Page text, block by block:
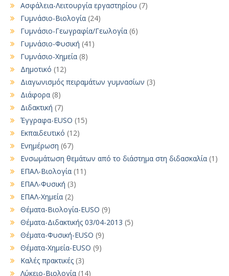
Ασφάλεια-Λειτουργία εργαστηρίου (7)
Γυμνάσιο-Βιολογία (24)
Γυμνάσιο-Γεωγραφία/Γεωλογία (6)
Γυμνάσιο-Φυσική (41)
Γυμνάσιο-Χημεία (8)
Δημοτικό (12)
Διαγωνισμός πειραμάτων γυμνασίων (3)
Διάφορα (8)
Διδακτική (7)
Έγγραφα-EUSO (15)
Εκπαιδευτικό (12)
Ενημέρωση (67)
Ενσωμάτωση θεμάτων από το διάστημα στη διδασκαλία (1)
ΕΠΑΛ-Βιολογία (11)
ΕΠΑΛ-Φυσική (3)
ΕΠΑΛ-Χημεία (2)
Θέματα-Βιολογία-EUSO (9)
Θέματα-Διδακτικής 03/04-2013 (5)
Θέματα-Φυσική-EUSO (9)
Θέματα-Χημεία-EUSO (9)
Καλές πρακτικές (3)
Λύκειο-Βιολογία (14)